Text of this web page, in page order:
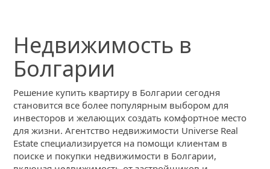
Недвижимость в
Болгарии
Решение купить квартиру в Болгарии сегодня
становится все более популярным выбором для
инвесторов и желающих создать комфортное место
для жизни. Агентство недвижимости Universe Real
Estate специализируется на помощи клиентам в
поиске и покупки недвижимости в Болгарии,